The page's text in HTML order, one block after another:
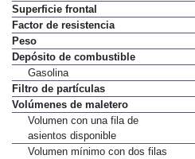
Superficie frontal
Factor de resistencia
Peso
Depósito de combustible
Gasolina
Filtro de partículas
Volúmenes de maletero
Volumen con una fila de
asientos disponible
Volumen mínimo con dos filas